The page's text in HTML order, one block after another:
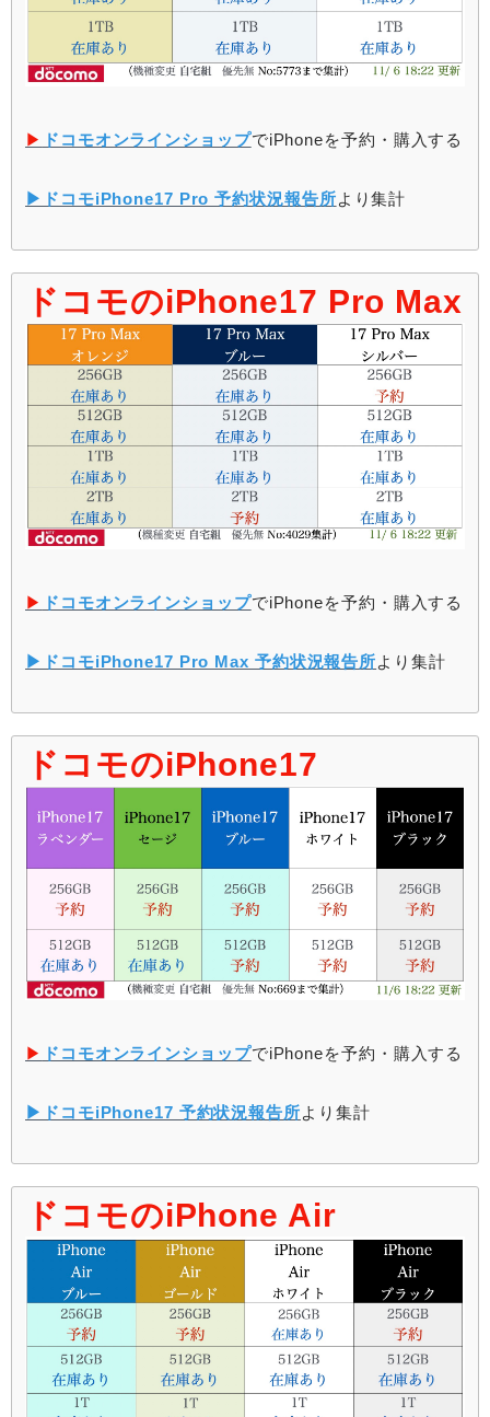
▶︎ ドコモオンラインショップでiPhoneを予約・購入する
▶︎ドコモiPhone17 Pro 予約状況報告所より集計
ドコモのiPhone17 Pro Max
▶︎ ドコモオンラインショップでiPhoneを予約・購入する
▶︎ドコモiPhone17 Pro Max 予約状況報告所より集計
ドコモのiPhone17
▶︎ ドコモオンラインショップでiPhoneを予約・購入する
▶︎ドコモiPhone17 予約状況報告所より集計
ドコモのiPhone Air